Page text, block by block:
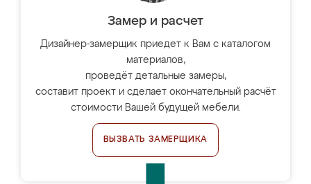
Замер и расчет
Дизайнер-замерщик приедет к Вам с каталогом
материалов,
проведёт детальные замеры,
составит проект и сделает окончательный расчёт
стоимости Вашей будущей мебели.
ВЫЗВАТЬ ЗАМЕРЩИКА